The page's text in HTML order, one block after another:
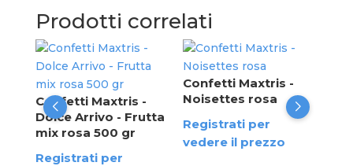
Prodotti correlati
Confetti Maxtris -
Dolce Arrivo - Frutta
mix rosa 500 gr
Registrati per
Confetti Maxtris -
Noisettes rosa
Registrati per
vedere il prezzo